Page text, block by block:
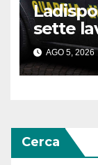
sette
AGO 5, 2026
Cerca